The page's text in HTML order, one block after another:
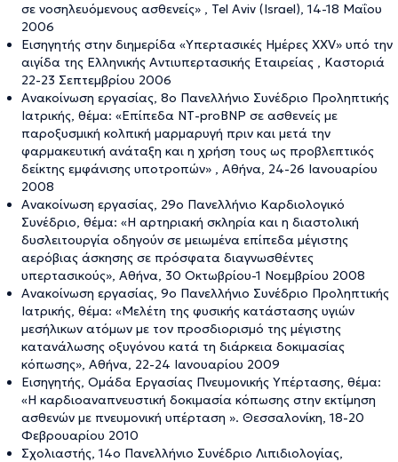
σε νοσηλευόμενους ασθενείς» , Tel Aviv (Israel), 14-18 Μαΐου
2006
Εισηγητής στην διημερίδα «Υπερτασικές Ημέρες XXV» υπό την
αιγίδα της Ελληνικής Αντιυπερτασικής Εταιρείας , Καστοριά
22-23 Σεπτεμβρίου 2006
Ανακοίνωση εργασίας, 8ο Πανελλήνιο Συνέδριο Προληπτικής
Ιατρικής, θέμα: «Επίπεδα ΝΤ-proBNP σε ασθενείς με
παροξυσμική κολπική μαρμαρυγή πριν και μετά την
φαρμακευτική ανάταξη και η χρήση τους ως προβλεπτικός
δείκτης εμφάνισης υποτροπών» , Αθήνα, 24-26 Ιανουαρίου
2008
Ανακοίνωση εργασίας, 29ο Πανελλήνιο Καρδιολογικό
Συνέδριο, θέμα: «Η αρτηριακή σκληρία και η διαστολική
δυσλειτουργία οδηγούν σε μειωμένα επίπεδα μέγιστης
αερόβιας άσκησης σε πρόσφατα διαγνωσθέντες
υπερτασικούς», Αθήνα, 30 Οκτωβρίου-1 Νοεμβρίου 2008
Ανακοίνωση εργασίας, 9ο Πανελλήνιο Συνέδριο Προληπτικής
Ιατρικής, θέμα: «Μελέτη της φυσικής κατάστασης υγιών
μεσήλικων ατόμων με τον προσδιορισμό της μέγιστης
κατανάλωσης οξυγόνου κατά τη διάρκεια δοκιμασίας
κόπωσης», Αθήνα, 22-24 Ιανουαρίου 2009
Εισηγητής, Ομάδα Εργασίας Πνευμονικής Υπέρτασης, θέμα:
«Η καρδιοαναπνευστική δοκιμασία κόπωσης στην εκτίμηση
ασθενών με πνευμονική υπέρταση ». Θεσσαλονίκη, 18-20
Φεβρουαρίου 2010
Σχολιαστής, 14ο Πανελλήνιο Συνέδριο Λιπιδιολογίας,